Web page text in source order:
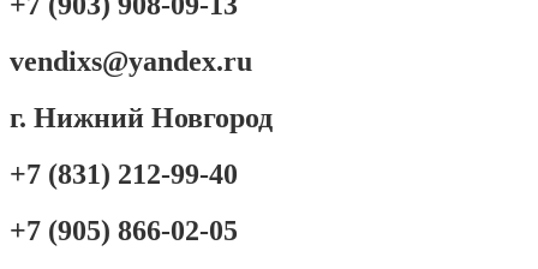
vendixs@yandex.ru
г. Нижний Новгород
+7 (831) 212-99-40
+7 (905) 866-02-05